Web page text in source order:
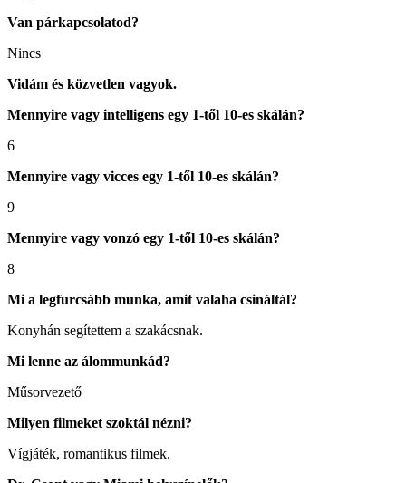
Van párkapcsolatod?
Nincs
Vidám és közvetlen vagyok.
Mennyire vagy intelligens egy 1-től 10-es skálán?
6
Mennyire vagy vicces egy 1-től 10-es skálán?
9
Mennyire vagy vonzó egy 1-től 10-es skálán?
8
Mi a legfurcsább munka, amit valaha csináltál?
Konyhán segítettem a szakácsnak.
Mi lenne az álommunkád?
Műsorvezető
Milyen filmeket szoktál nézni?
Vígjáték, romantikus filmek.